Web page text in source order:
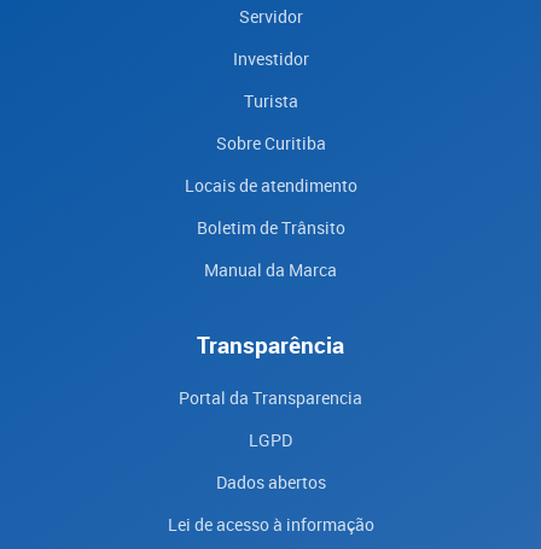
Servidor
Investidor
Turista
Sobre Curitiba
Locais de atendimento
Boletim de Trânsito
Manual da Marca
Transparência
Portal da Transparencia
LGPD
Dados abertos
Lei de acesso à informação